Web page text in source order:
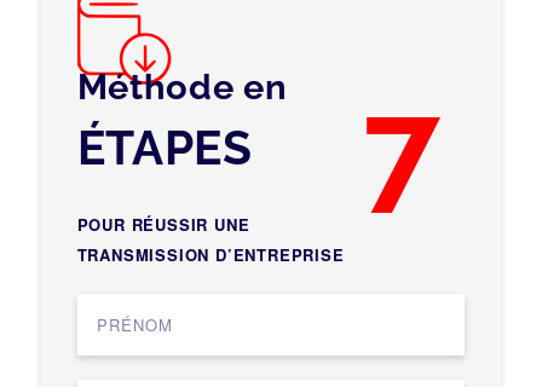
Méthode en 7
ÉTAPES
POUR RÉUSSIR UNE
TRANSMISSION D’ENTREPRISE